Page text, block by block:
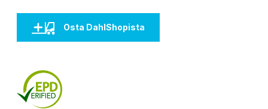
Osta DahlShopista